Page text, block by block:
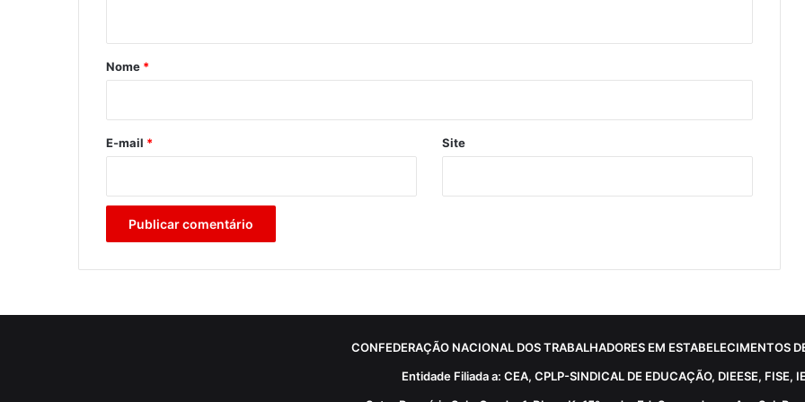
r
*
Nome *
E-mail * Site
CONFEDERAÇÃO NACIONAL DOS TRABALHADORES EM ESTABELECIMENTOS
Entidade Filiada a: CEA, CPLP-SINDICAL DE EDUCAÇÃO, DIEESE, FISE, IE